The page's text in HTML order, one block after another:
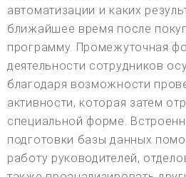
автоматизации и каких
ближайшее время после
программу. Промежуточная
деятельности сотрудников
благодаря возможности
активности, которая затем
специальной форме.
подготовки базы данных
работу руководителей,